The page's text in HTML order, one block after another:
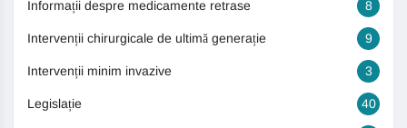
Informații despre medicamente retrase 8
Intervenții chirurgicale de ultimă generație 9
Intervenții minim invazive 3
Legislație 40